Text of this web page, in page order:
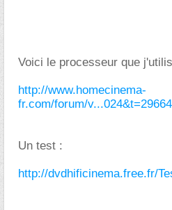
Voici le processeur que
http://www.homecinema-
fr.com/forum/
Un test :
http://dvdhificinema.free.fr/